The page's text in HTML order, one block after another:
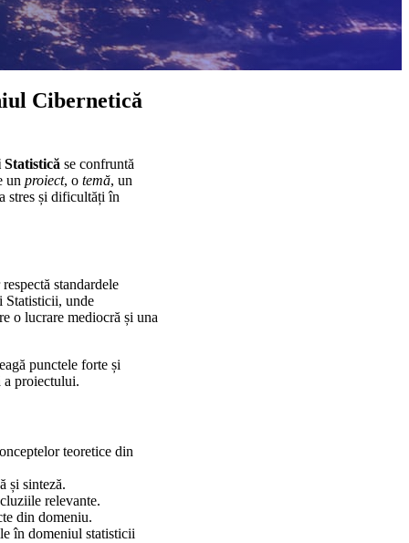
Cibernetică
se confruntă
un proiect, o temă, un
stres și dificultăți în
standardele
Statisticii, unde
o lucrare mediocră și una
punctele forte și
a proiectului.
teoretice din
și sinteză.
relevante.
din domeniu.
în domeniul statisticii